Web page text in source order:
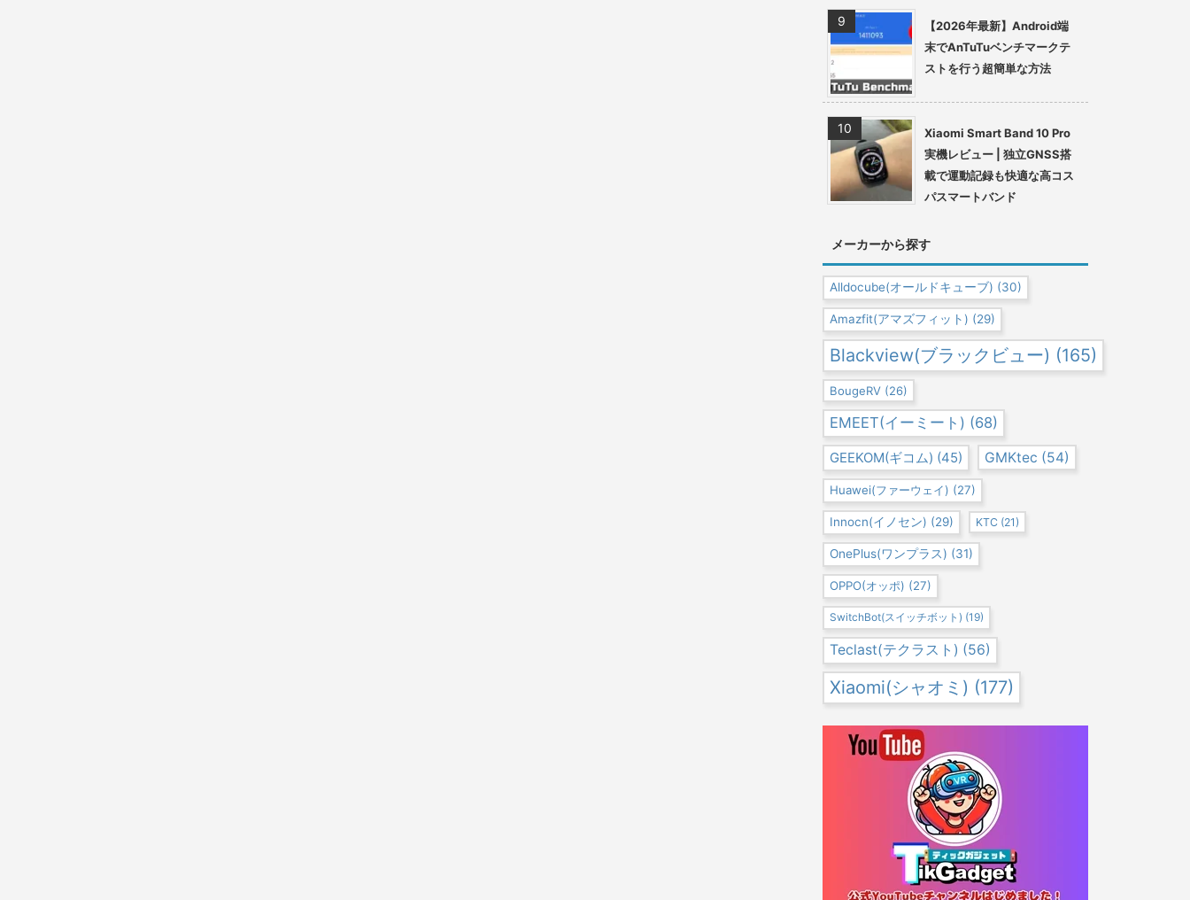
【2026年最新】Android端
末でAnTuTuベンチマークテ
ストを行う超簡単な方法
Xiaomi Smart Band 10 Pro
実機レビュー | 独立GNSS搭
載で運動記録も快適な高コス
パスマートバンド
メーカーから探す
Alldocube(オールドキューブ) (30)
Amazfit(アマズフィット) (29)
Blackview(ブラックビュー) (165)
BougeRV (26)
EMEET(イーミート) (68)
GEEKOM(ギコム) (45) GMKtec (54)
Huawei(ファーウェイ) (27)
Innocn(イノセン) (29) KTC (21)
OnePlus(ワンプラス) (31)
OPPO(オッポ) (27)
SwitchBot(スイッチボット) (19)
Teclast(テクラスト) (56)
Xiaomi(シャオミ) (177)